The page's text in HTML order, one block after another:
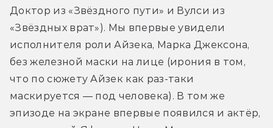
Доктор из «Звёздного пути» и Вулси из
«Звёздных врат»). Мы впервые увидели
исполнителя роли Айзека, Марка Джексона,
без железной маски на лице (ирония в том,
что по сюжету Айзек как раз-таки
маскируется — под человека). В том же
эпизоде на экране впервые появился и актёр,